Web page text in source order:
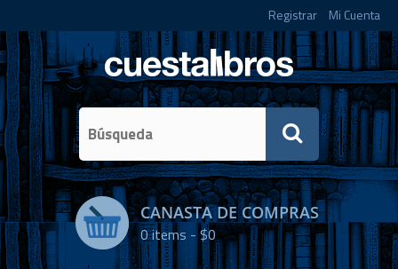
Registrar Mi Cuenta
CANASTA DE COMPRAS
0items -$0